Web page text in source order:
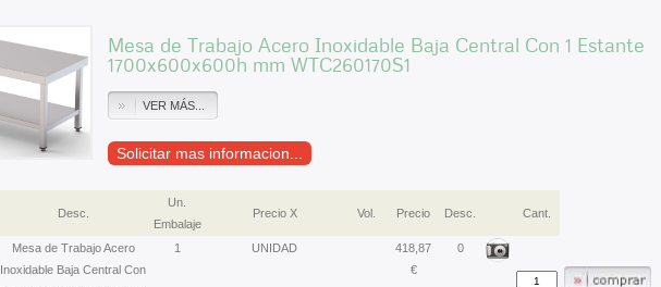
Mesa de Trabajo Acero Inoxidable Baja Central Con 1 Estante
1700x600x600h mm WTC260170S1
VER MÁS...
Solicitar mas informacion...
Desc.
Un.
Embalaje
Precio X Vol. Precio Desc. Cant.
Mesa de Trabajo Acero
Inoxidable Baja Central Con
1 UNIDAD
418,87
€
0